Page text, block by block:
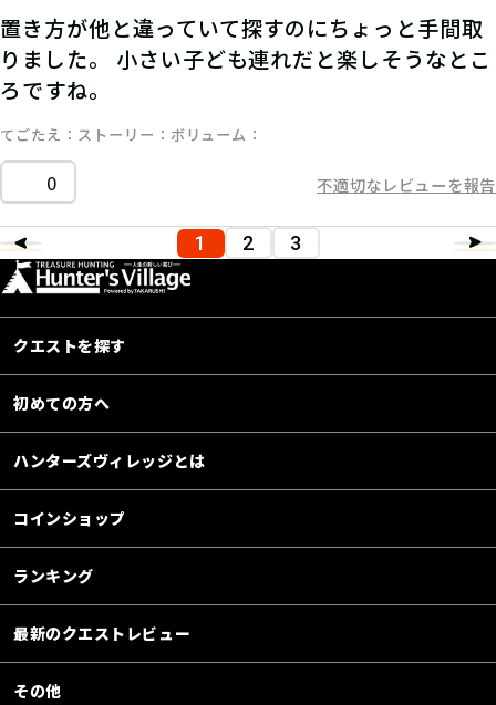
置き方が他と違っていて探すのにちょっと手間取
りました。 小さい子ども連れだと楽しそうなとこ
ろですね。
てごたえ ストーリー ボリューム
0 不適切なレビューを報告
1 2 3
クエストを探す
初めての方へ
ハンターズヴィレッジとは
コインショップ
ランキング
最新のクエストレビュー
その他